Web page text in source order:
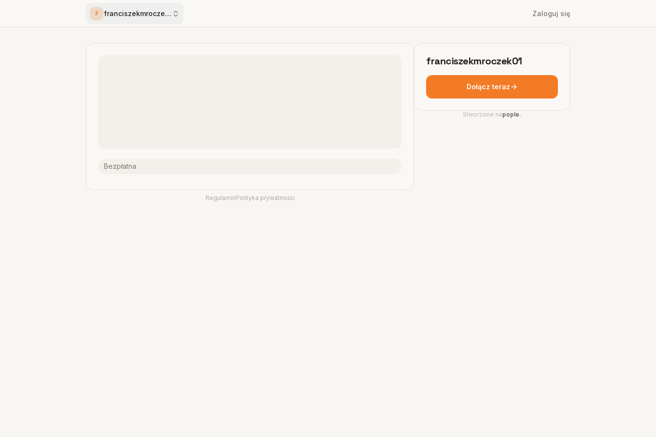
F franciszekmroczek01 Zaloguj się
Bezpłatna
RegulaminPolityka prywatności
franciszekmroczek01
Dołącz teraz
Stworzone napople.